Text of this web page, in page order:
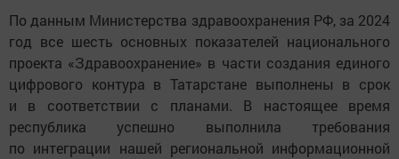
По данным Министерства здравоохранения РФ, за 2024
год все шесть основных показателей национального
проекта «Здравоохранение» в части создания единого
цифрового контура в Татарстане выполнены в срок
и в соответствии с планами. В настоящее время
республика успешно выполнила требования
по интеграции нашей региональной информационной